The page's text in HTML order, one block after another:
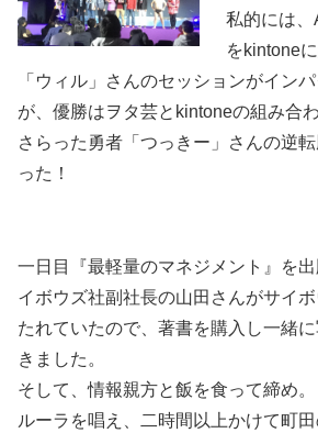
私的には
をkintone
「ウィル」さんのセッションがインパ
が、優勝はヲタ芸とkintoneの組み合
さらった勇者「つっきー」さんの逆
った！
一日目『最軽量のマネジメント』を
イボウズ社副社長の山田さんがサイ
たれていたので、著書を購入し一緒
きました。
そして、情報親方と飯を食って締め。
ルーラを唱え、二時間以上かけて町